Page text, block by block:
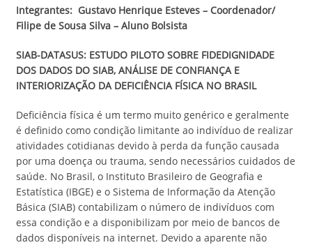
Integrantes: Gustavo Henrique Esteves – Coordenador/
Filipe de Sousa Silva – Aluno Bolsista
SIAB-DATASUS: ESTUDO PILOTO SOBRE FIDEDIGNIDADE
DOS DADOS DO SIAB, ANÁLISE DE CONFIANÇA E
INTERIORIZAÇÃO DA DEFICIÊNCIA FÍSICA NO BRASIL
Deficiência física é um termo muito genérico e geralmente
é definido como condição limitante ao indivíduo de realizar
atividades cotidianas devido à perda da função causada
por uma doença ou trauma, sendo necessários cuidados de
saúde. No Brasil, o Instituto Brasileiro de Geografia e
Estatística (IBGE) e o Sistema de Informação da Atenção
Básica (SIAB) contabilizam o número de indivíduos com
essa condição e a disponibilizam por meio de bancos de
dados disponíveis na internet. Devido a aparente não